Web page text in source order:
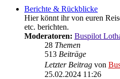
Berichte & Rückblicke
Hier könnt ihr von euren
etc. berichten.
Moderatoren: Buspilot
28 Themen
513 Beiträge
Letzter Beitrag von
25.02.2024 11:26